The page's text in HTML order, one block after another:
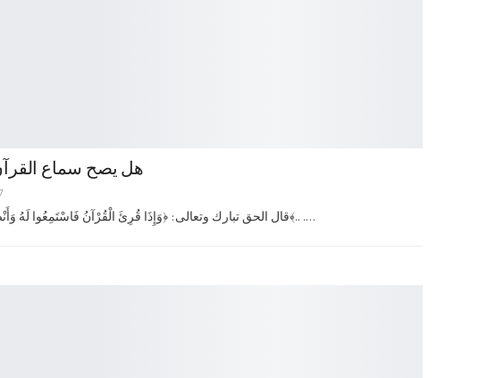
هل يصح سماع
قال الحق تبارك وتعالى: ﴿وَإِذَا قُرِئَ الْقُرْآنُ فَاسْتَمِعُوا لَهُ وَأَنْصِتُوا لَعَلَّكُمْ تُرْحَمُونَ﴾.. .…